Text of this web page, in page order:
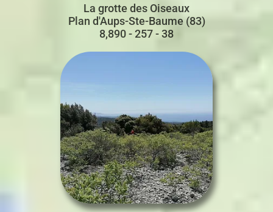
La grotte des Oiseaux
Plan d'Aups-Ste-Baume (83)
8,890 - 257 - 38